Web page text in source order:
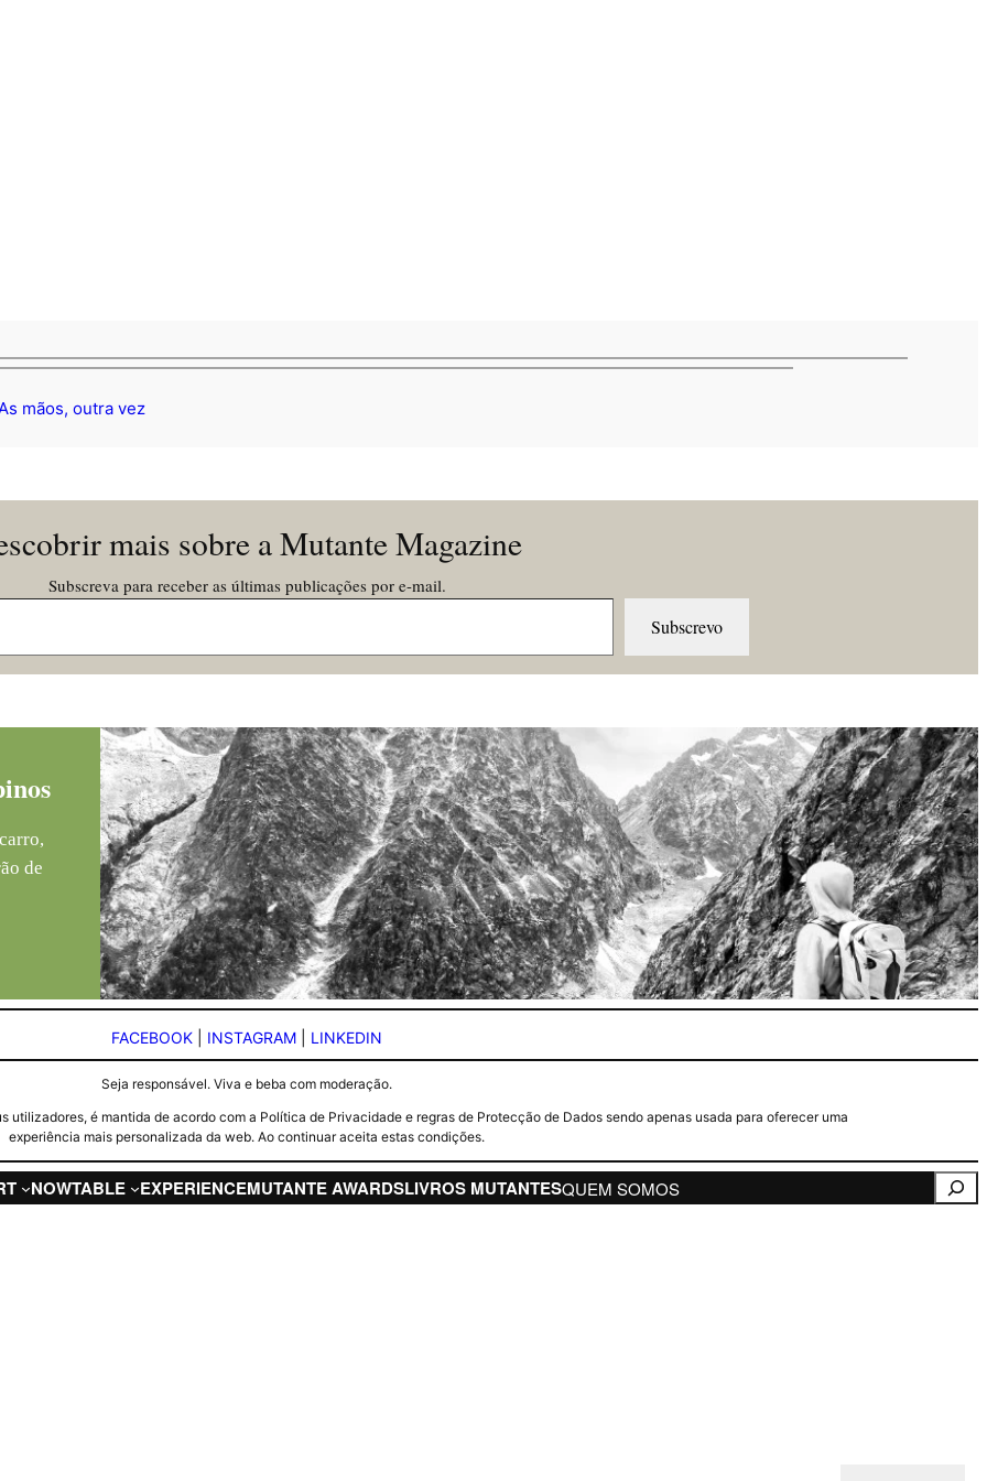
mãos, outra vez
mais sobre a Mutante Magazine
Subscreva para receber as últimas publicações por e-mail.
Subscrevo
de
FACEBOOK INSTAGRAM LINKEDIN
Seja responsável. Viva e beba com moderação.
é mantida de acordo com a Política de Privacidade e regras de Protecção de Dados sendo apenas usada para oferecer uma
experiência mais personalizada da web. Ao continuar aceita estas condições.
NOWTABLE EXPERIENCEMUTANTE AWARDSLIVROS MUTANTESQUEM SOMOS